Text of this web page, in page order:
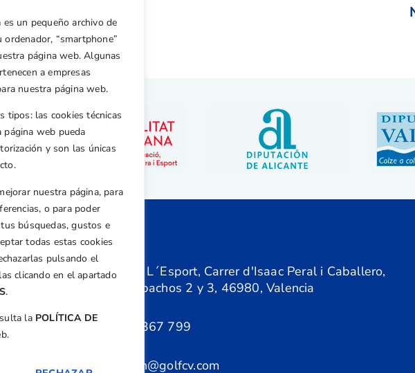
un pequeño archivo de
“smartphone”
página web. Algunas
a empresas
nuestra página web.
tipos: las cookies técnicas
página web pueda
y son las únicas
nuestra página, para
o para poder
búsquedas, gustos e
todas estas cookies
pulsando el
clicando en el apartado
.
la POLÍTICA DE
Dirección
Centre de L´Esport, Carrer d'Isaac Peral i Caballero,
Nº 5, Despachos 2 y 3, 46980, Valencia
+34 961 367 799
federacion@golfcv.com